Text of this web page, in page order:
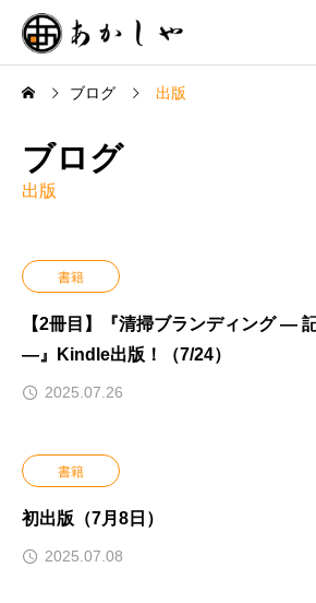
ブログ 出版
ブログ
出版
書籍
【2冊目】『清掃ブランディング ―
―』Kindle出版！（7/24）
2025.07.26
書籍
初出版（7月8日）
2025.07.08